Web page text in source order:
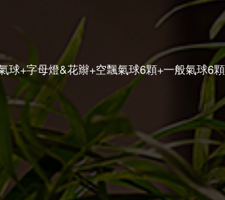
球+字母燈&花辮+空飄氣球6顆+一般氣球6顆